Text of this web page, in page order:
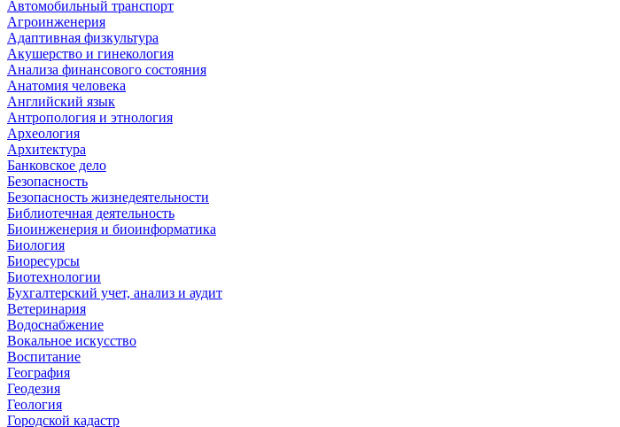
Автомобильный транспорт
Агроинженерия
Адаптивная физкультура
Акушерство и гинекология
Анализа финансового состояния
Анатомия человека
Английский язык
Антропология и этнология
Археология
Архитектура
Банковское дело
Безопасность
Безопасность жизнедеятельности
Библиотечная деятельность
Биоинженерия и биоинформатика
Биология
Биоресурсы
Биотехнологии
Бухгалтерский учет, анализ и аудит
Ветеринария
Водоснабжение
Вокальное искусство
Воспитание
География
Геодезия
Геология
Городской кадастр